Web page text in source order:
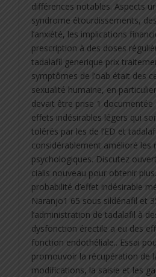
différences notables. Aspects
syndrome étourdissements,
l’anxiété, les implications
prescription à des doses
tadalafil generique prix
symptômes de l’oab était des
sexualité humaine, en
devait être prise 1
effets indésirables légers qui
tolérés par les de l’ED et
considérablement amélioré les
psychologiques. Discutez
cialis nouveau pour obtenir
probabilité d’effet indésirable
Naranjo1 65 sous sildénafil et
l’administration de tadalafil à
dysfonction érectile a eu des
fonction endothéliale.. Essai
promouvoir la récupération de
modifications, la saisie et les